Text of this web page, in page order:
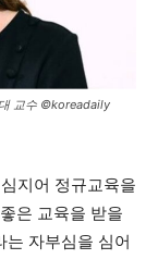
교수 ©koreadaily
지어 정규교육을
은 교육을 받을
는 자부심을 심어